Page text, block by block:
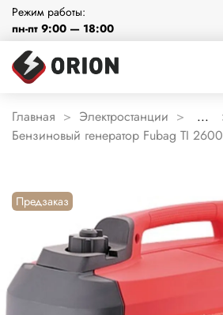
Режим работы:
пн-пт 9:00 — 18:00
Главная Электростанции
...
Бензиновый генератор Fubag TI 2600
Предзаказ